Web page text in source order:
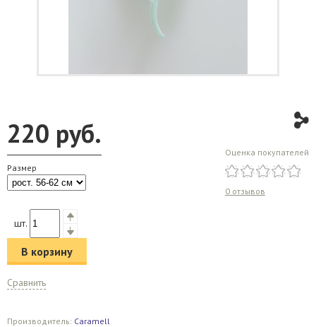
220 руб.
Размер
Оценка покупателей
0 отзывов
шт.
В корзину
Сравнить
Производитель: Caramell